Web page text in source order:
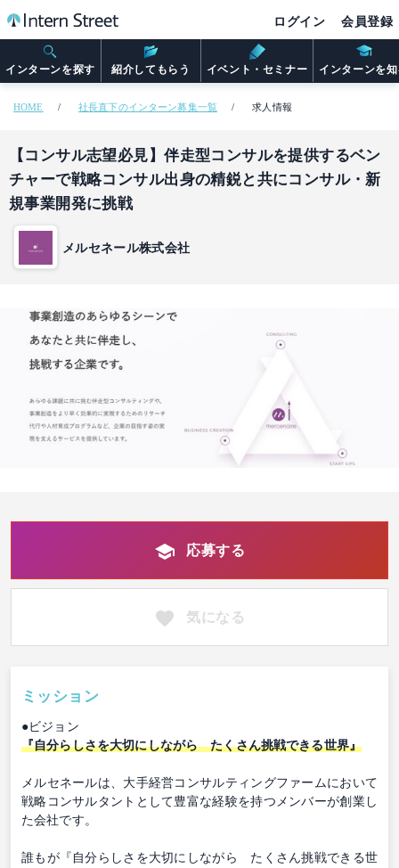
インターンを探す 紹介してもらう イベント・セミナー インターンを
ログイン 会員登録
HOME 社長直下のインターン募集一覧 求人情報
【コンサル志望必見】伴走型コンサルを提供するベン
チャーで戦略コンサル出身の精鋭と共にコンサル・新
規事業開発に挑戦
メルセネール株式会社
応募する
気になる
ミッション
●ビジョン
『自分らしさを大切にしながら たくさん挑戦できる世界』
メルセネールは、大手経営コンサルティングファームにおいて
戦略コンサルタントとして豊富な経験を持つメンバーが創業し
た会社です。
誰もが『自分らしさを大切にしながら たくさん挑戦できる世